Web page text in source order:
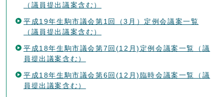
（議員提出議案含む）
平成19年生駒市議会第1回（3月）定例会議案一覧
（議員提出議案含む）
平成18年生駒市議会第7回(12月)定例会議案一覧（議
員提出議案含む）
平成18年生駒市議会第6回(12月)臨時会議案一覧（議
員提出議案含む）